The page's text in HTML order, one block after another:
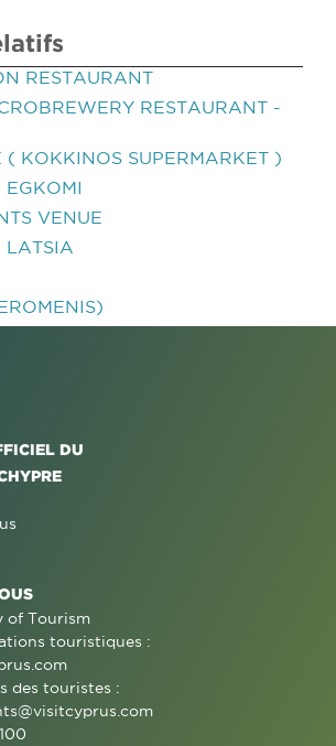
RESTAURANT
RESTAURANT -
( KOKKINOS SUPERMARKET )
VENUE
LATSIA
DU
of Tourism
touristiques :
des touristes :